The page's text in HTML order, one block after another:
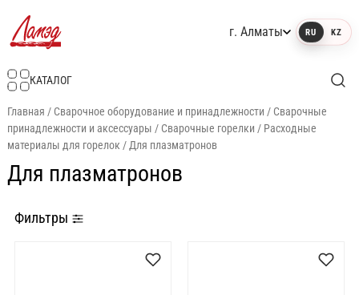
г. Алматы RU KZ
КАТАЛОГ
Главная / Сварочное оборудование и принадлежности / Сварочные
принадлежности и аксессуары / Сварочные горелки / Расходные
материалы для горелок / Для плазматронов
Для плазматронов
Фильтры